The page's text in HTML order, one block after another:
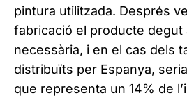
pintura utilitzada. Després
fabricació el producte degut
necessària, i en el cas dels
distribuïts per Espanya,
que representa un 14% de